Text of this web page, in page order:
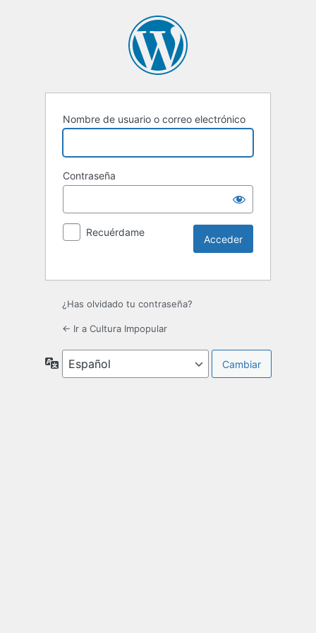
Nombre de usuario o correo electrónico
Contraseña
Recuérdame
¿Has olvidado tu contraseña?
← Ir a Cultura Impopular
Idioma